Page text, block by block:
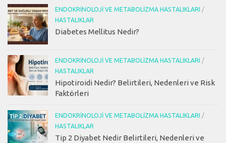
ENDOKRINOLOJI VE METABOLIZMA HASTALIKLARI
/
HASTALIKLAR
Diabetes Mellitus Nedir?
ENDOKRINOLOJI VE METABOLIZMA HASTALIKLARI
/
HASTALIKLAR
Hipotiroidi Nedir? Belirtileri, Nedenleri ve Risk
Faktörleri
ENDOKRINOLOJI VE METABOLIZMA HASTALIKLARI
/
HASTALIKLAR
Tip 2 Diyabet Nedir Belirtileri, Nedenleri ve